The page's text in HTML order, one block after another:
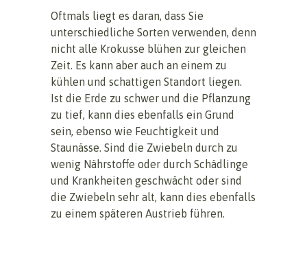
Oftmals liegt es daran, dass Sie
unterschiedliche Sorten verwenden, denn
nicht alle Krokusse blühen zur gleichen
Zeit. Es kann aber auch an einem zu
kühlen und schattigen Standort liegen.
Ist die Erde zu schwer und die Pflanzung
zu tief, kann dies ebenfalls ein Grund
sein, ebenso wie Feuchtigkeit und
Staunässe. Sind die Zwiebeln durch zu
wenig Nährstoffe oder durch Schädlinge
und Krankheiten geschwächt oder sind
die Zwiebeln sehr alt, kann dies ebenfalls
zu einem späteren Austrieb führen.